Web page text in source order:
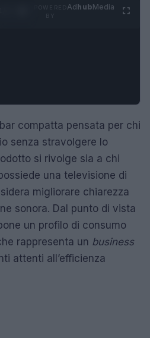
AdhubMedia
compatta pensata per chi
senza stravolgere lo
si rivolge sia a chi
una televisione di
migliorare chiarezza
sonora. Dal punto di vista
un profilo di consumo
rappresenta un business
attenti all’efficienza